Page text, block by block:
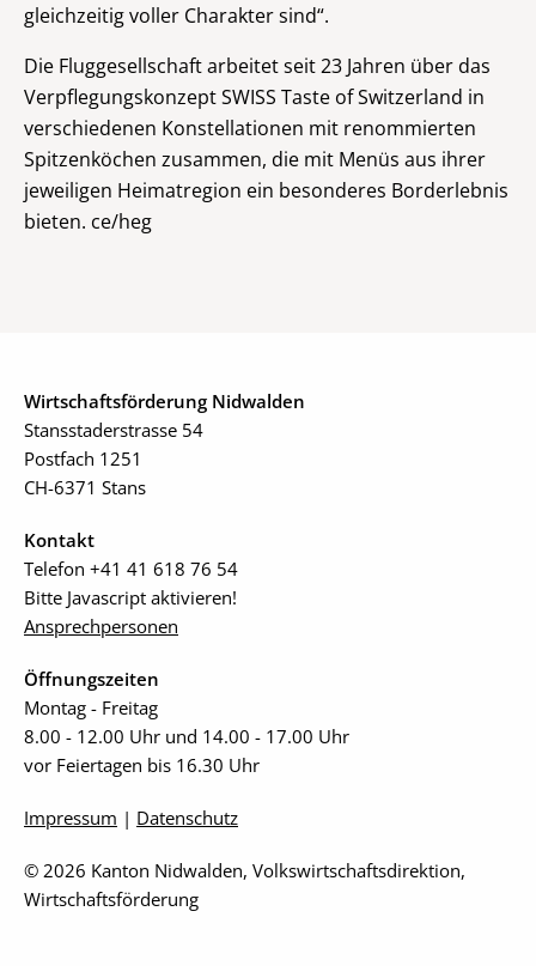
gleichzeitig voller Charakter sind“.
Die Fluggesellschaft arbeitet seit 23 Jahren über das
Verpflegungskonzept SWISS Taste of Switzerland in
verschiedenen Konstellationen mit renommierten
Spitzenköchen zusammen, die mit Menüs aus ihrer
jeweiligen Heimatregion ein besonderes Borderlebnis
bieten. ce/heg
Wirtschaftsförderung Nidwalden
Stansstaderstrasse 54
Postfach 1251
CH-6371 Stans
Kontakt
Telefon +41 41 618 76 54
Bitte Javascript aktivieren!
Ansprechpersonen
Öffnungszeiten
Montag - Freitag
8.00 - 12.00 Uhr und 14.00 - 17.00 Uhr
vor Feiertagen bis 16.30 Uhr
Impressum | Datenschutz
© 2026 Kanton Nidwalden, Volkswirtschaftsdirektion,
Wirtschaftsförderung